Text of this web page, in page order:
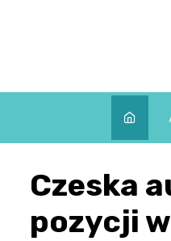
Czeska
pozycji